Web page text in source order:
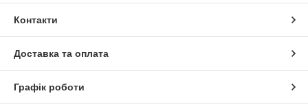
Контакти
Доставка та оплата
Графік роботи